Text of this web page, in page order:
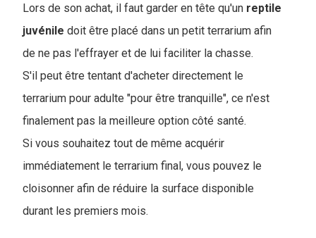
Lors de son achat, il faut garder en tête qu'un reptile
juvénile doit être placé dans un petit terrarium afin
de ne pas l'effrayer et de lui faciliter la chasse.
S'il peut être tentant d'acheter directement le
terrarium pour adulte "pour être tranquille", ce n'est
finalement pas la meilleure option côté santé.
Si vous souhaitez tout de même acquérir
immédiatement le terrarium final, vous pouvez le
cloisonner afin de réduire la surface disponible
durant les premiers mois.